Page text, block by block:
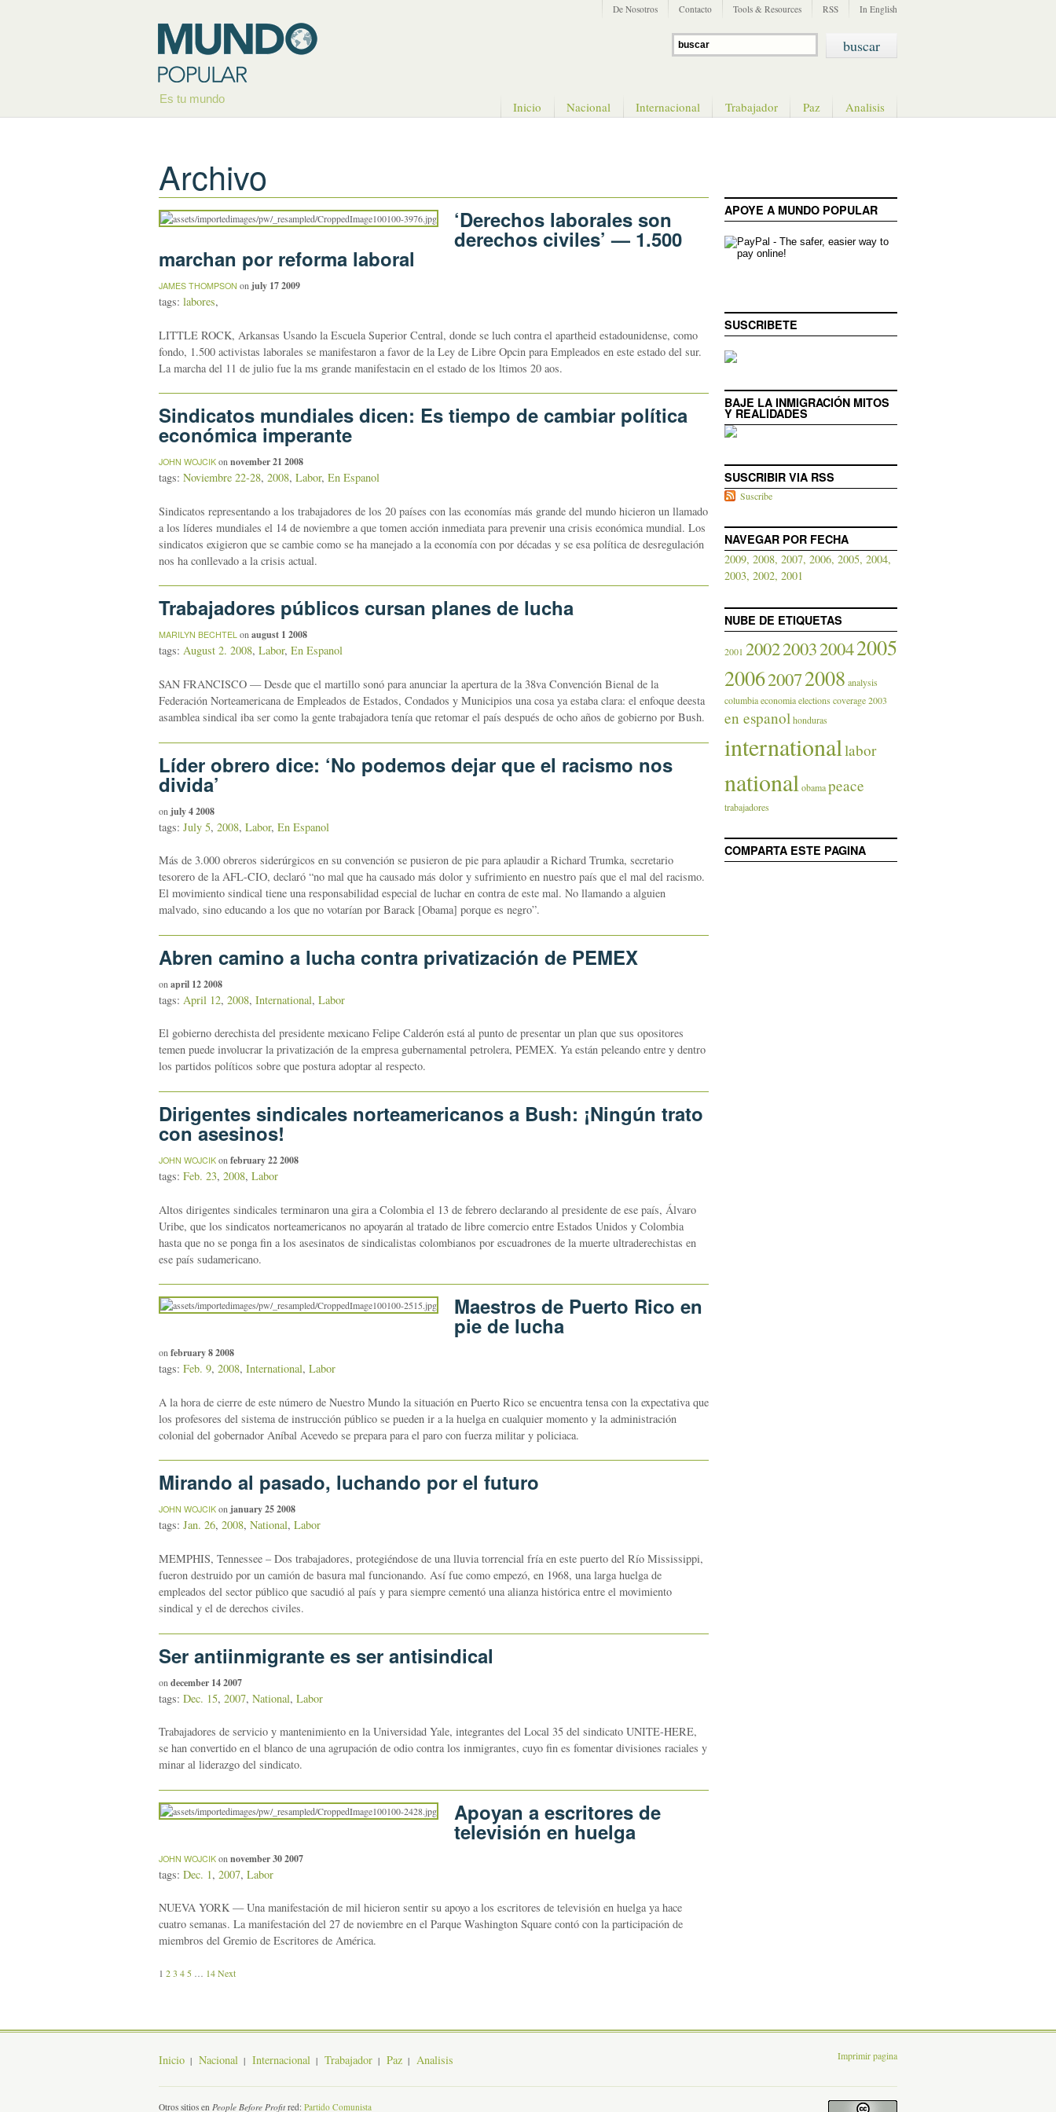
Es tu mundo
De Nosotros Contacto Tools & Resources RSS In English
Inicio Nacional Internacional Trabajador Paz Analisis
Archivo
‘Derechos laborales son
derechos civiles’ — 1.500
marchan por reforma laboral
JAMES THOMPSON on july 17 2009
tags: labores,
LITTLE ROCK, Arkansas Usando la Escuela Superior Central, donde se luch contra el apartheid estadounidense, como
fondo, 1.500 activistas laborales se manifestaron a favor de la Ley de Libre Opcin para Empleados en este estado del sur.
La marcha del 11 de julio fue la ms grande manifestacin en el estado de los ltimos 20 aos.
Sindicatos mundiales dicen: Es tiempo de cambiar política
económica imperante
JOHN WOJCIK on november 21 2008
tags: Noviembre 22-28, 2008, Labor, En Espanol
Sindicatos representando a los trabajadores de los 20 países con las economías más grande del mundo hicieron un llamado
a los líderes mundiales el 14 de noviembre a que tomen acción inmediata para prevenir una crisis económica mundial. Los
sindicatos exigieron que se cambie como se ha manejado a la economía con por décadas y se esa política de desregulación
nos ha conllevado a la crisis actual.
Trabajadores públicos cursan planes de lucha
MARILYN BECHTEL onaugust 1 2008
tags: August 2. 2008, Labor, En Espanol
SAN FRANCISCO — Desde que el martillo sonó para anunciar la apertura de la 38va Convención Bienal de la
Federación Norteamericana de Empleados de Estados, Condados y Municipios una cosa ya estaba clara: el enfoque deesta
asamblea sindical iba ser como la gente trabajadora tenía que retomar el país después de ocho años de gobierno por Bush.
Líder obrero dice: ‘No podemos dejar que el racismo nos
divida’
on july 4 2008
tags: July 5, 2008, Labor, En Espanol
Más de 3.000 obreros siderúrgicos en su convención se pusieron de pie para aplaudir a Richard Trumka, secretario
tesorero de la AFL-CIO, declaró “no mal que ha causado más dolor y sufrimiento en nuestro país que el mal del racismo.
El movimiento sindical tiene una responsabilidad especial de luchar en contra de este mal. No llamando a alguien
malvado, sino educando a los que no votarían por Barack [Obama] porque es negro”.
Abren camino a lucha contra privatización de PEMEX
on april 12 2008
tags: April 12, 2008, International, Labor
El gobierno derechista del presidente mexicano Felipe Calderón está al punto de presentar un plan que sus opositores
temen puede involucrar la privatización de la empresa gubernamental petrolera, PEMEX. Ya están peleando entre y dentro
los partidos políticos sobre que postura adoptar al respecto.
Dirigentes sindicales norteamericanos a Bush: ¡Ningún trato
con asesinos!
JOHN WOJCIK on february 22 2008
tags: Feb. 23, 2008, Labor
Altos dirigentes sindicales terminaron una gira a Colombia el 13 de febrero declarando al presidente de ese país, Álvaro
Uribe, que los sindicatos norteamericanos no apoyarán al tratado de libre comercio entre Estados Unidos y Colombia
hasta que no se ponga fin a los asesinatos de sindicalistas colombianos por escuadrones de la muerte ultraderechistas en
ese país sudamericano.
Maestros de Puerto Rico en
pie de lucha
on february 8 2008
tags: Feb. 9, 2008, International, Labor
A la hora de cierre de este número de Nuestro Mundo la situación en Puerto Rico se encuentra tensa con la expectativa que
los profesores del sistema de instrucción público se pueden ir a la huelga en cualquier momento y la administración
colonial del gobernador Aníbal Acevedo se prepara para el paro con fuerza militar y policiaca.
Mirando al pasado, luchando por el futuro
JOHN WOJCIK on january 25 2008
tags: Jan. 26, 2008, National, Labor
MEMPHIS, Tennessee – Dos trabajadores, protegiéndose de una lluvia torrencial fría en este puerto del Río Mississippi,
fueron destruido por un camión de basura mal funcionando. Así fue como empezó, en 1968, una larga huelga de
empleados del sector público que sacudió al país y para siempre cementó una alianza histórica entre el movimiento
sindical y el de derechos civiles.
Ser antiinmigrante es ser antisindical
on december 14 2007
tags: Dec. 15, 2007, National, Labor
Trabajadores de servicio y mantenimiento en la Universidad Yale, integrantes del Local 35 del sindicato UNITE-HERE,
se han convertido en el blanco de una agrupación de odio contra los inmigrantes, cuyo fin es fomentar divisiones raciales y
minar al liderazgo del sindicato.
Apoyan a escritores de
televisión en huelga
JOHN WOJCIK on november 30 2007
tags: Dec. 1, 2007, Labor
NUEVA YORK — Una manifestación de mil hicieron sentir su apoyo a los escritores de televisión en huelga ya hace
cuatro semanas. La manifestación del 27 de noviembre en el Parque Washington Square contó con la participación de
miembros del Gremio de Escritores de América.
1 23 4 5 14Next
APOYE A MUNDO POPULAR
SUSCRIBETE
BAJE LA INMIGRACIÓN MITOS
Y REALIDADES
SUSCRIBIR VIA RSS
Suscribe
NAVEGAR POR FECHA
2009, 2008, 2007, 2006, 2005, 2004,
2003, 2002, 2001
NUBE DE ETIQUETAS
2001 2002200320042005
200620072008 analysis
columbiaeconomiaelections coverage 2003
en espanolhonduras
internationallabor
nationalobamapeace
trabajadores
COMPARTA ESTE PAGINA
Inicio Nacional Internacional Trabajador Paz Analisis Imprimir pagina
Otros sitios en People Before Profit red: Partido Comunista